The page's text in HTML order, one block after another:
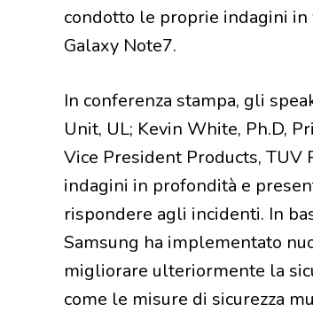
condotto le proprie indagini
Galaxy Note7.
In conferenza stampa, gli
Unit, UL; Kevin White, Ph.D,
Vice President Products,
indagini in profondità e
rispondere agli incidenti. In
Samsung ha implementato
migliorare ulteriormente la
come le misure di sicurezza